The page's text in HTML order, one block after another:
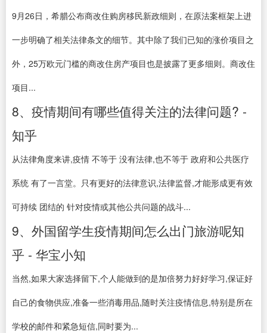
9月26日，希腊公布商改住购房移民新政细则，在原法案框架上进
一步明确了相关法律条文的细节。其中除了我们已知的涨价项目之
外，25万欧元门槛的商改住房产项目也是披露了更多细则。商改住
项目...
8、疫情期间有哪些值得关注的法律问题? -
知乎
从法律角度来讲,疫情 不等于 没有法律,也不等于 政府和公共医疗
系统 有了一言堂。只有更好的法律意识,法律监督,才能形成更有效
可持续 团结的 针对疫情或其他公共问题的战斗...
9、外国留学生疫情期间怎么出门旅游呢知
乎 - 华宝小知
当然,如果大家选择留下,个人能做到的是加倍努力好好学习,保证好
自己的食物供应,准备一些消毒用品,随时关注疫情信息,特别是所在
学校的邮件和紧急短信,同时要为...